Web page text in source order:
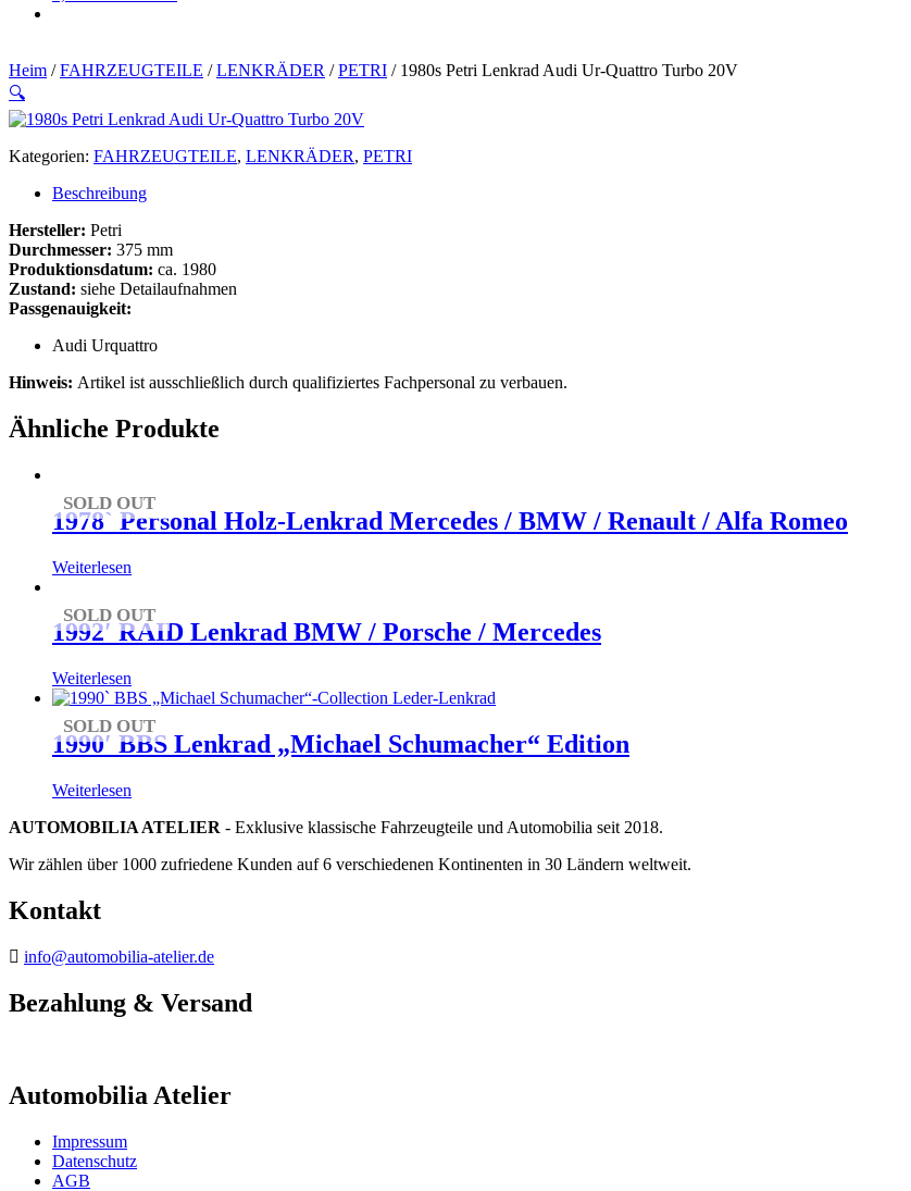
Heim /FAHRZEUGTEILE /LENKRÄDER /PETRI / 1980s Petri Lenkrad Audi Ur-Quattro Turbo 20V
🔍
Kategorien: FAHRZEUGTEILE, LENKRÄDER, PETRI
Beschreibung
Hersteller: Petri
Durchmesser: 375 mm
Produktionsdatum: ca. 1980
Zustand: siehe Detailaufnahmen
Passgenauigkeit:
Audi Urquattro
Hinweis: Artikel ist ausschließlich durch qualifiziertes Fachpersonal zu verbauen.
Ähnliche Produkte
SOLD OUT
1978` Personal Holz-Lenkrad Mercedes / BMW / Renault / Alfa Romeo
Weiterlesen
SOLD OUT
1992′ RAID Lenkrad BMW / Porsche / Mercedes
Weiterlesen
SOLD OUT
1990′ BBS Lenkrad „Michael Schumacher“ Edition
Weiterlesen
AUTOMOBILIA ATELIER - Exklusive klassische Fahrzeugteile und Automobilia seit 2018.
Wir zählen über 1000 zufriedene Kunden auf 6 verschiedenen Kontinenten in 30 Ländern weltweit.
Kontakt
info@automobilia-atelier.de
Bezahlung & Versand
Automobilia Atelier
Impressum
Datenschutz
AGB